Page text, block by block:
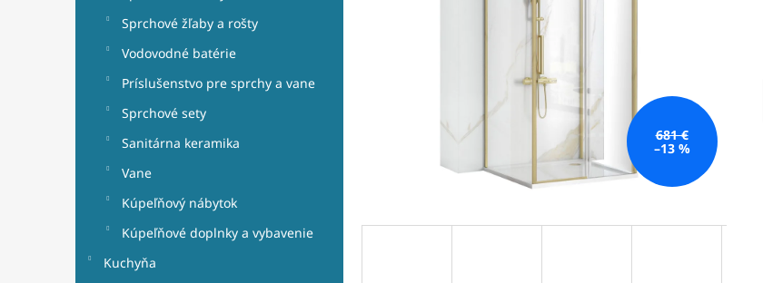
Sprchové žľaby a rošty
Vodovodné batérie
Príslušenstvo pre sprchy a vane
Sprchové sety
Sanitárna keramika
Vane
Kúpeľňový nábytok
Kúpeľňové doplnky a vybavenie
Kuchyňa
681 €
–13 %